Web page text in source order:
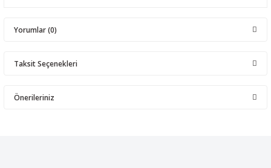
Yorumlar (0)
Taksit Seçenekleri
Önerileriniz